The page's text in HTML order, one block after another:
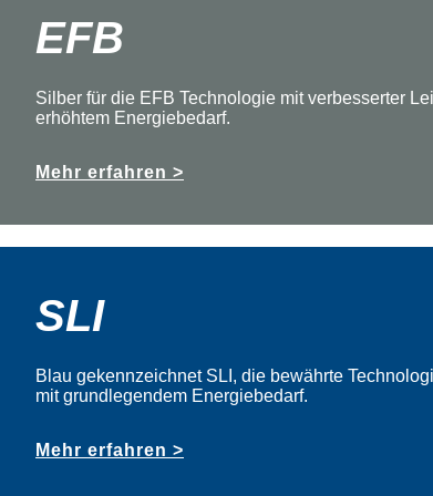
EFB
Silber für die EFB Technologie mit verbesserter
erhöhtem Energiebedarf.
Mehr erfahren >
SLI
Blau gekennzeichnet SLI, die bewährte
mit grundlegendem Energiebedarf.
Mehr erfahren >